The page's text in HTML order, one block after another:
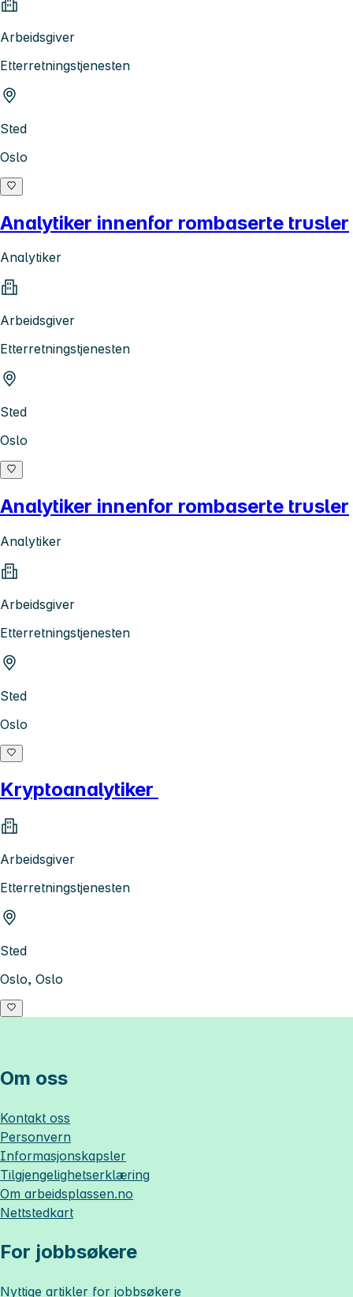
Arbeidsgiver
Etterretningstjenesten
Sted
Oslo
Analytiker innenfor rombaserte trusler
Analytiker
Arbeidsgiver
Etterretningstjenesten
Sted
Oslo
Analytiker innenfor rombaserte trusler
Analytiker
Arbeidsgiver
Etterretningstjenesten
Sted
Oslo
Kryptoanalytiker
Arbeidsgiver
Etterretningstjenesten
Sted
Oslo, Oslo
Om oss
Kontakt oss
Personvern
Informasjonskapsler
Tilgjengelighetserklæring
Om arbeidsplassen.no
Nettstedkart
For jobbsøkere
Nyttige artikler for jobbsøkere